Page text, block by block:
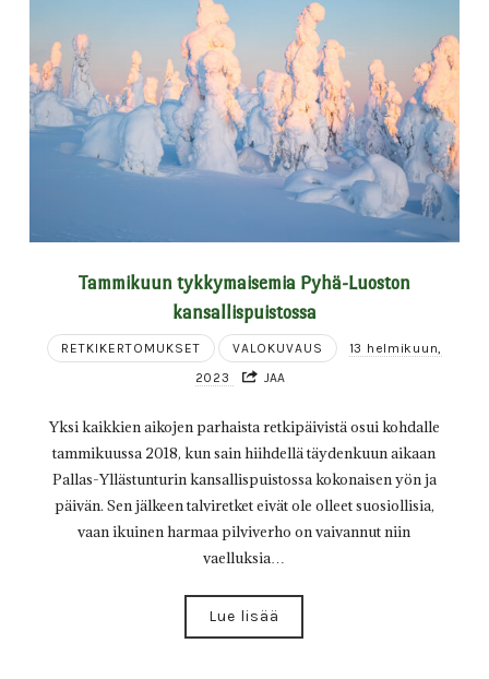
Tammikuun tykkymaisemia Pyhä-Luoston
kansallispuistossa
RETKIKERTOMUKSET VALOKUVAUS
13 helmikuun,
2023
JAA
Yksi kaikkien aikojen parhaista retkipäivistä osui kohdalle
tammikuussa 2018, kun sain hiihdellä täydenkuun aikaan
Pallas-Yllästunturin kansallispuistossa kokonaisen yön ja
päivän. Sen jälkeen talviretket eivät ole olleet suosiollisia,
vaan ikuinen harmaa pilviverho on vaivannut niin
vaelluksia…
Lue lisää